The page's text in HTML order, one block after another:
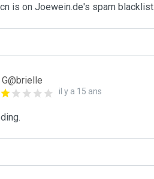
is on Joewein.de's spam
G@brielle
il y a 15 ans